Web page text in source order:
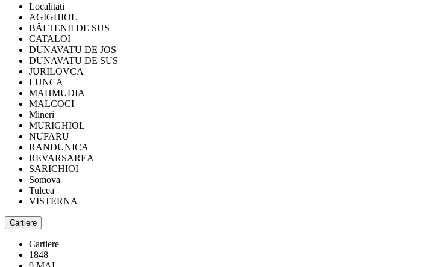
Localitati
AGIGHIOL
BĂLTENII DE SUS
CATALOI
DUNAVATU DE JOS
DUNAVATU DE SUS
JURILOVCA
LUNCA
MAHMUDIA
MALCOCI
Mineri
MURIGHIOL
NUFARU
RANDUNICA
REVARSAREA
SARICHIOI
Somova
Tulcea
VISTERNA
Cartiere
Cartiere
1848